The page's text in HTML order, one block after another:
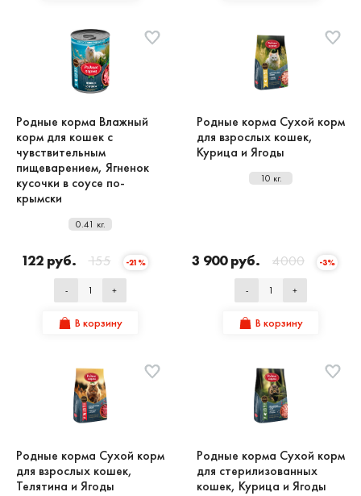
Родные корма Влажный
корм для кошек с
чувствительным
пищеварением, Ягненок
кусочки в соусе по-
крымски
0.41 кг.
122 руб. 155 -21%
- +
В корзину
Родные корма Сухой корм
для взрослых кошек,
Курица и Ягоды
10 кг.
3 900 руб. 4000 -3%
- +
В корзину
Родные корма Сухой корм
для взрослых кошек,
Телятина и Ягоды
Родные корма Сухой корм
для стерилизованных
кошек, Курица и Ягоды